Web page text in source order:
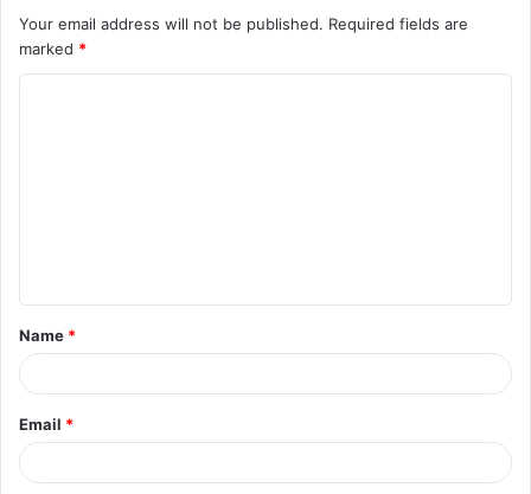
Your email address will not be published. Required fields are
marked *
t
*
Name *
Email *